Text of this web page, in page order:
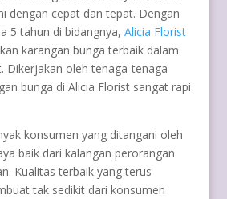
dengan cepat dan tepat. Dengan
5 tahun di bidangnya, Alicia Florist
karangan bunga terbaik dalam
Dikerjakan oleh tenaga-tenaga
bunga di Alicia Florist sangat rapi
konsumen yang ditangani oleh
baik dari kalangan perorangan
Kualitas terbaik yang terus
tak sedikit dari konsumen